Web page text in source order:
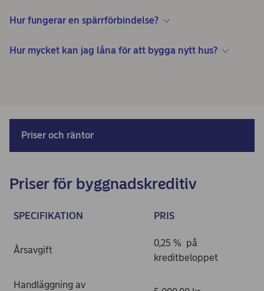
Hur fungerar en spärrförbindelse?
Hur mycket kan jag låna för att bygga nytt hus?
Priser och räntor
Priser för byggnadskreditiv
SPECIFIKATION PRIS
Årsavgift
0,25 % på
kreditbeloppet
Handläggning av